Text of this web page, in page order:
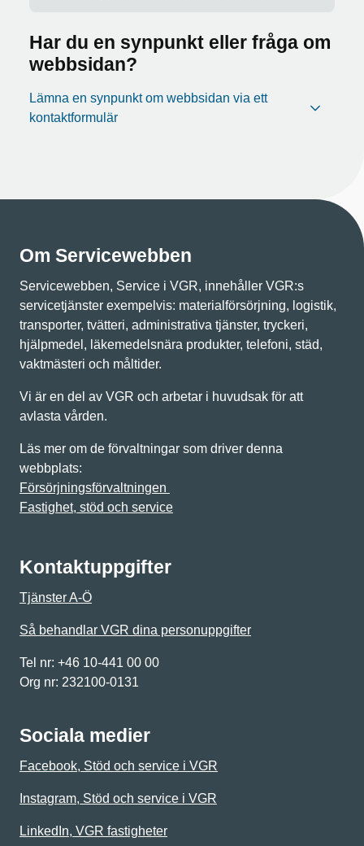
Har du en synpunkt eller fråga om
webbsidan?
Lämna en synpunkt om webbsidan via ett
kontaktformulär
Om Servicewebben
Servicewebben, Service i VGR, innehåller VGR:s
servicetjänster exempelvis: materialförsörjning, logistik,
transporter, tvätteri, administrativa tjänster, tryckeri,
hjälpmedel, läkemedelsnära produkter, telefoni, städ,
vaktmästeri och måltider.
Vi är en del av VGR och arbetar i huvudsak för att
avlasta vården.
Läs mer om de förvaltningar som driver denna
webbplats:
Försörjningsförvaltningen
Fastighet, stöd och service
Kontaktuppgifter
Tjänster A-Ö
Så behandlar VGR dina personuppgifter
Tel nr: +46 10-441 00 00
Org nr: 232100-0131
Sociala medier
Facebook, Stöd och service i VGR
Instagram, Stöd och service i VGR
LinkedIn, VGR fastigheter